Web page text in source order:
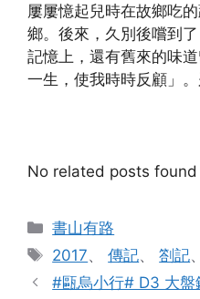
屢屢憶起兒時在故鄉吃
鄉。後來，久別後嚐到
記憶上，還有舊來的味
一生，使我時時反顧」。
No related posts found
分
类
書山有路
标
签
2017、傳記、劄記
#甌烏小行# D3 大